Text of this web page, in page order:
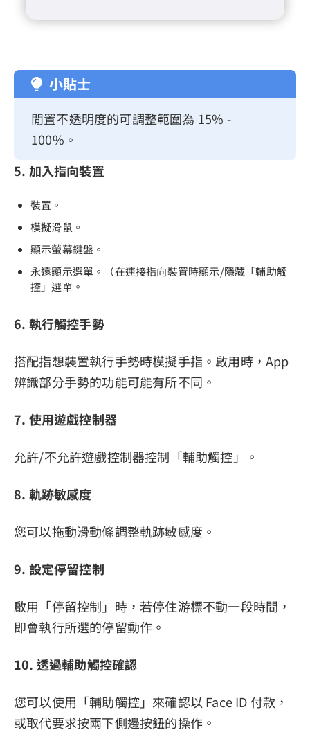
小貼士
閒置不透明度的可調整範圍為 15% -
100%。
5. 加入指向裝置
裝置。
模擬滑鼠。
顯示螢幕鍵盤。
永遠顯示選單。（在連接指向裝置時顯示/隱藏「輔助觸
控」選單。
6. 執行觸控手勢
搭配指想裝置執行手勢時模擬手指。啟用時，App
辨識部分手勢的功能可能有所不同。
7. 使用遊戲控制器
允許/不允許遊戲控制器控制「輔助觸控」。
8. 軌跡敏感度
您可以拖動滑動條調整軌跡敏感度。
9. 設定停留控制
啟用「停留控制」時，若停住游標不動一段時間，
即會執行所選的停留動作。
10. 透過輔助觸控確認
您可以使用「輔助觸控」來確認以 Face ID 付款，
或取代要求按兩下側邊按鈕的操作。